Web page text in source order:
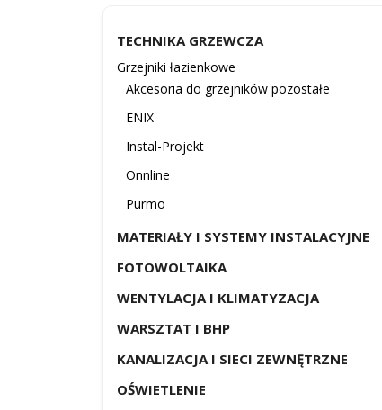
TECHNIKA GRZEWCZA
Grzejniki łazienkowe
Akcesoria do grzejników pozostałe
ENIX
Instal-Projekt
Onnline
Purmo
MATERIAŁY I SYSTEMY INSTALACYJNE
FOTOWOLTAIKA
WENTYLACJA I KLIMATYZACJA
WARSZTAT I BHP
KANALIZACJA I SIECI ZEWNĘTRZNE
OŚWIETLENIE